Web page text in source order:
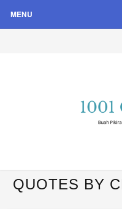
MENU
Quote Hari
QUOTES BY